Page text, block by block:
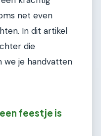
net even
In dit artikel
die
we je handvatten
feestje is